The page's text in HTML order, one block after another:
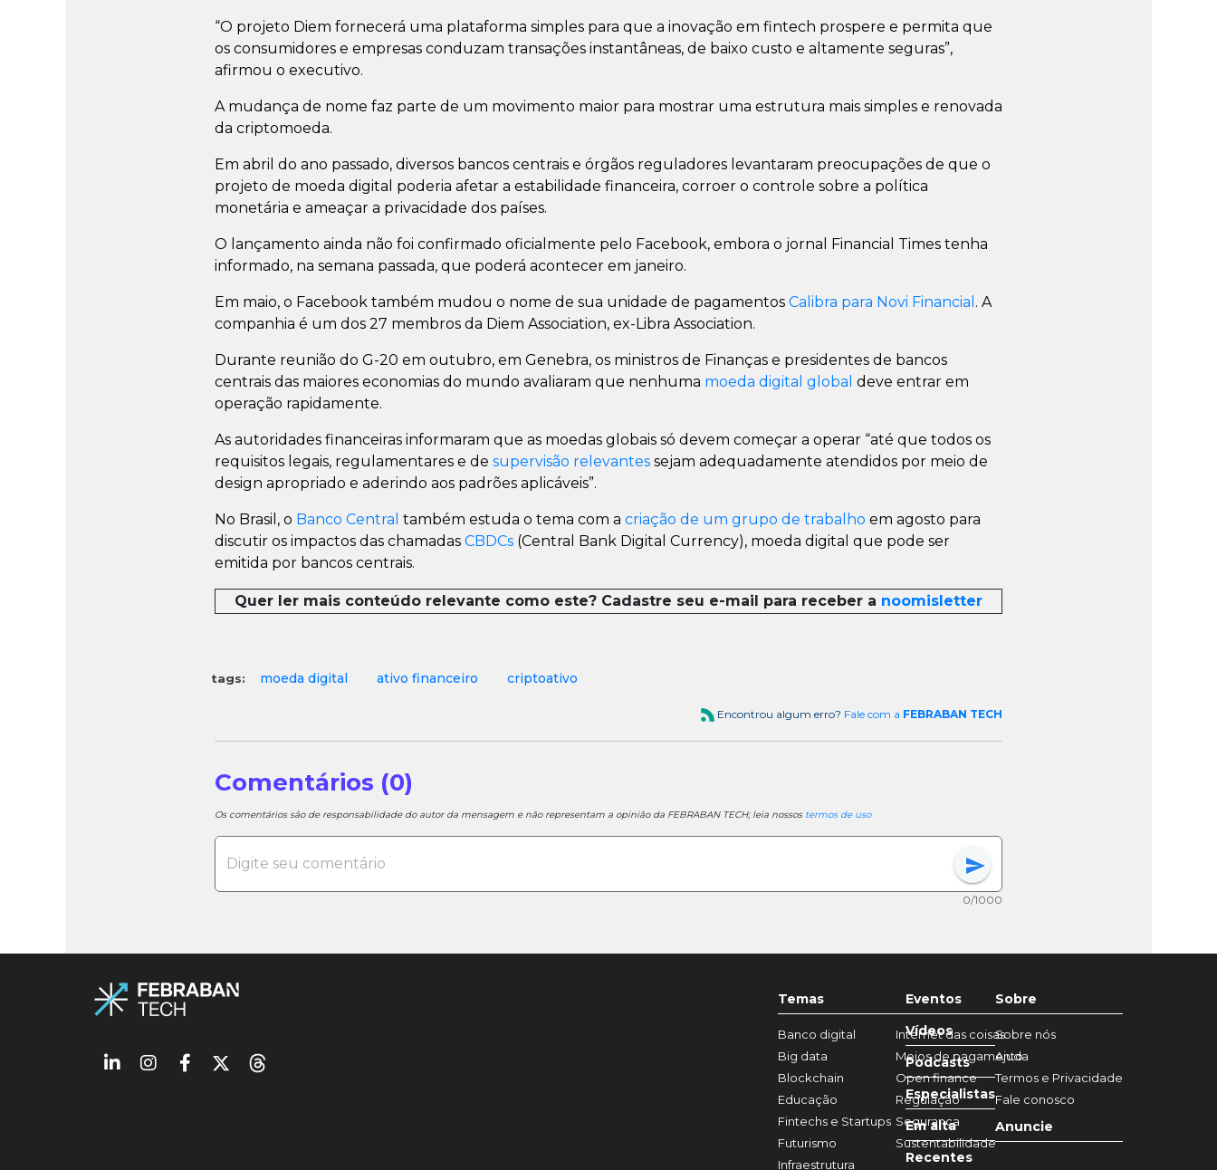
“O projeto Diem fornecerá uma plataforma simples para que a inovação em fintech prospere e permita que
os consumidores e empresas conduzam transações instantâneas, de baixo custo e altamente seguras”,
afirmou o executivo.
A mudança de nome faz parte de um movimento maior para mostrar uma estrutura mais simples e renovada
da criptomoeda.
Em abril do ano passado, diversos bancos centrais e órgãos reguladores levantaram preocupações de que o
projeto de moeda digital poderia afetar a estabilidade financeira, corroer o controle sobre a política
monetária e ameaçar a privacidade dos países.
O lançamento ainda não foi confirmado oficialmente pelo Facebook, embora o jornal Financial Times tenha
informado, na semana passada, que poderá acontecer em janeiro.
Em maio, o Facebook também mudou o nome de sua unidade de pagamentos Calibra para Novi Financial . A
companhia é um dos 27 membros da Diem Association, ex-Libra Association.
Durante reunião do G-20 em outubro, em Genebra, os ministros de Finanças e presidentes de bancos
centrais das maiores economias do mundo avaliaram que nenhuma moeda digital global deve entrar em
operação rapidamente.
As autoridades financeiras informaram que as moedas globais só devem começar a operar “até que todos os
requisitos legais, regulamentares e de supervisão relevantes sejam adequadamente atendidos por meio de
design apropriado e aderindo aos padrões aplicáveis”.
No Brasil, o Banco Central também estuda o tema com a criação de um grupo de trabalho em agosto para
discutir os impactos das chamadas CBDCs (Central Bank Digital Currency), moeda digital que pode ser
emitida por bancos centrais.
Quer ler mais conteúdo relevante como este? Cadastre seu e-mail para receber a noomisletter
tags: moeda digital ativo financeiro criptoativo
Encontrou algum erro? Fale com a FEBRABAN TECH
Comentários (0)
Os comentários são de responsabilidade do autor da mensagem e não representam a opinião da FEBRABAN TECH; leia nossos termos de uso
send
0/1000
Temas
Banco digital
Big data
Blockchain
Educação
Fintechs e Startups
Futurismo
Infraestrutura
Internet das coisas
Meios de pagamento
Open finance
Regulação
Segurança
Sustentabilidade
Eventos
Vídeos
Podcasts
Especialistas
Em alta
Recentes
Sobre
Sobre nós
Ajuda
Termos e Privacidade
Fale conosco
Anuncie